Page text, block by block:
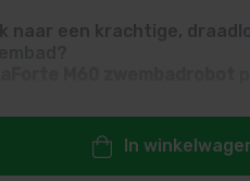
naar een krachtige,
M60 zwembadrobot
reinigingsrobot is de
en is ideaal voor
In